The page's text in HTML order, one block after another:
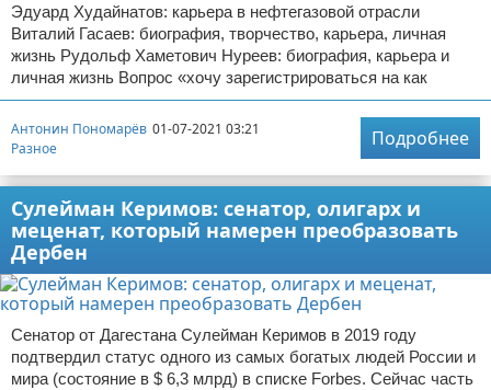
Эдуард Худайнатов: карьера в нефтегазовой отрасли
Виталий Гасаев: биография, творчество, карьера, личная
жизнь Рудольф Хаметович Нуреев: биография, карьера и
личная жизнь Вопрос «хочу зарегистрироваться на как
Антонин Пономарёв 01-07-2021 03:21
Разное
Подробнее
Сулейман Керимов: сенатор, олигарх и
меценат, который намерен преобразовать
Дербен
Сенатор от Дагестана Сулейман Керимов в 2019 году
подтвердил статус одного из самых богатых людей России и
мира (состояние в $ 6,3 млрд) в списке Forbes. Сейчас часть